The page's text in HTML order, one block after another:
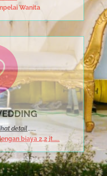
Wanita
detail……..
biaya 2,2 jt…..